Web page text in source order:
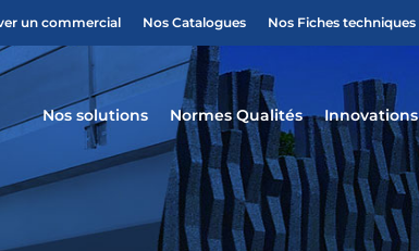
un commercial Nos Catalogues Nos Fiches techniques
Nos solutions Normes Qualités Innovations